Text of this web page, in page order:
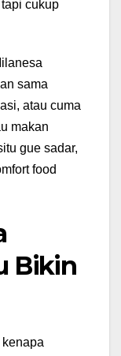
cukup
sama
atau cuma
makan
gue sadar,
food
Bikin